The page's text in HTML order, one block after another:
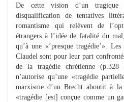
De cette vision d’un tragique
disqualification de tentatives
romantisme qui relèvent de
étrangers à l’idée de fatalité du
qu’à une «’presque tragédie’».
Claudel sont pour leur part
de la tragédie chrétienne
n’autorise qu’une «tragédie
marxisme d’un Brecht aboutit à
«tragédie [est] conçue comme un